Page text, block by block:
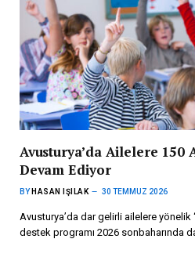
Avusturya’da Ailelere 150
Devam Ediyor
BY HASAN IŞILAK 30 TEMMUZ 2026
Avusturya’da dar gelirli ailelere yönelik
destek programı 2026 sonbaharında